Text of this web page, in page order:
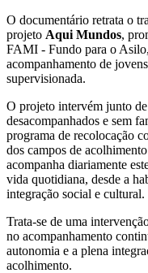
O documentário retrata o
projeto Aqui Mundos,
FAMI - Fundo para o
acompanhamento de
supervisionada.
O projeto intervém junto
desacompanhados e sem
programa de recolocação
dos campos de
acompanha diariamente
vida quotidiana, desde a
integração social e cultural.
Trata-se de uma
no acompanhamento
autonomia e a plena
acolhimento.